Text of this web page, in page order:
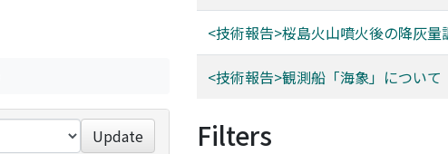
Update
<技術報告>桜島⽕⼭噴⽕後の降灰量
<技術報告>観測船「海象」について
Filters